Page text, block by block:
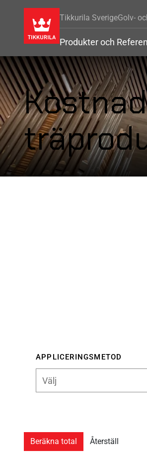
Tikkurila SverigeGolv-
Produkter och
APPLICERINGSMETOD
Beräkna total Återställ